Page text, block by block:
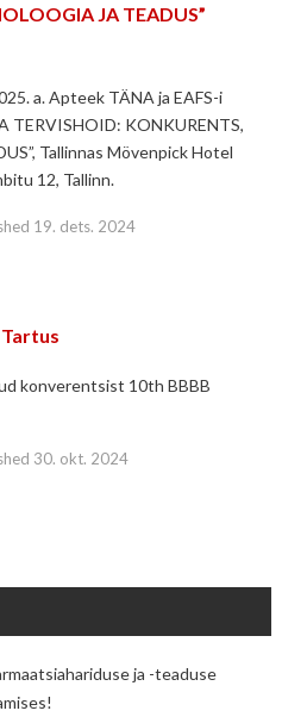
JA TEADUS”
a. Apteek TÄNA ja EAFS-i
TERVISHOID: KONKURENTS,
Tallinnas Mövenpick Hotel
12, Tallinn.
19. dets. 2024
konverentsist 10th BBBB
30. okt. 2024
ja -teaduse